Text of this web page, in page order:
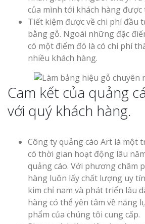
của mình tới khách hàng được
Tiết kiệm được về chi phí đầu
bằng gỗ. Ngoài những đặc
có một điểm đó là có chi phí
nhiều khách hàng.
Cam kết của quảng
với quý khách hàng.
Công ty quảng cáo Art là một
có thời gian hoạt động lâu
quảng cáo. Với phương châm
hàng luôn lấy chất lượng uy
kim chỉ nam và phát triển lâu
hàng có thể yên tâm về năng
phẩm của chúng tôi cung cấp.